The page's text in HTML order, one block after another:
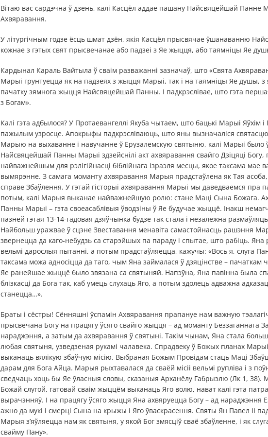
Вітаю вас сардэчна ў дзень, калі Касцёл аддае пашану Найсвяцейшай Панне
Ахвяравання.
У літургічным годзе ёсць шмат дзён, якія Касцёл прысвячае ўшанаванню
кожнае з гэтых свят прысвечанае або падзеі з Яе жыцця, або таямніцы Яе
Кардынал Караль Вайтыла ў сваім разважанні зазначаў, што «Свята
Марыі грунтуецца як на падзеях з жыцця Марыі, так і на таямніцы Яе душы, з
пачатку зямнога жыцця Найсвяцейшай Панны. І падкрэслівае, што гэта
з Богам».
Калі гэта адбылося? У Протаевангеллі Якуба чытаем, што бацькі Марыі Яўхім і
пажылым узросце. Апокрыфы падкрэсліваюць, што яны вызначаліся
Марыю на выхаванне і навучанне ў Ерузалемскую святыню, калі Марыі было
Найсвяцейшай Панны Марыі здзейснілі акт ахвяравання свайго Дзіцяці
найважнейшым для рэлігійнасці біблійнага Ізраэля месцы, якое таксама мае
вымярэнне. З самага моманту ахвяравання Марыя прадстаўлена як Тая асоба,
справе Збаўлення. У гэтай гісторыі ахвяравання Марыі мы даведваемся пра
потым, калі Марыя выканае найважнейшую ролю: стане Маці Сына Божага.
Панны Марыі – гэта своеасаблівыя ўводзіны ў Яе будучае жыццё. Інакш
пазней гэтая 13-14-гадовая дзяўчынка будзе так стала і незалежна
Найбольш уражвае ў сцэне Звеставання менавіта самастойнасць рашэння
звернецца да каго-небудзь са старэйшых па параду і спытае, што рабіць. Яна
вельмі дарослыя пытанні, а потым прадстаўляецца, кажучы: «Вось я, слуга
таксама можа адносіцца да таго, чым Яна займалася ў дзяцінстве – пачаткам
Яе ранейшае жыццё было звязана са святыняй. Напэўна, Яна павінна была
блізкасці да Бога так, каб умець слухаць Яго, а потым здолець адважна
станецца…».
Браты і сёстры! Сённяшні ўспамін Ахвяравання прапануе нам важную
прысвечана Богу на працягу ўсяго свайго жыцця – ад моманту Беззаганнага
нараджэння, а затым да ахвяравання ў святыні. Такім чынам, Яна стала
любая святыня, узведзеная рукамі чалавека. Спрадвеку ў Божых планах
выканаць вялікую збаўчую місію. Выбраная Божым Провідам стаць Маці
дарам для Бога Айца. Марыя рыхтавалася да сваёй місіі вельмі рупліва і з
сведчаць хоць бы Яе ўласныя словы, сказаныя Арханёлу Габрыэлю (Лк 1, 38).
Божай слугой, гатовай сваім жыццём выканаць Яго волю, нават калі гэта
вырачэнняў. І на працягу ўсяго жыцця Яна ахвяруецца Богу – ад нараджэння
ажно да мукі і смерці Сына на крыжы і Яго ўваскрасення. Святы Ян Павел ІІ
Марыя з’яўляецца нам як святыня, у якой Бог змясціў сваё збаўленне, і як
свайму Пану».